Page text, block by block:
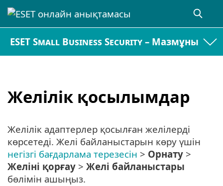
ESET Small Business Security – Мазмұны
Желілік қосылымдар
Желілік адаптерлер қосылған желілерді
көрсетеді. Желі байланыстарын көру үшін
негізгі бағдарлама терезесін > Орнату >
Желіні қорғау > Желі байланыстары
бөлімін ашыңыз.